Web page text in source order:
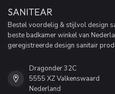
SANITEAR
Bestel voordelig & stijlvol design
beste badkamer winkel van
geregistreerde design sanitair
Dragonder 32C
5555 XZ Valkenswaard
Nederland